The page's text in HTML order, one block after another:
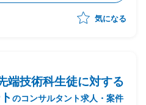
一般会計領域のカスタマイズ
10月～構築フェーズ、2028
気になる
端技術科生徒に対する
のコンサルタント求人・案件